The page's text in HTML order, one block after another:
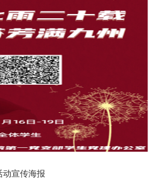
动宣传海报